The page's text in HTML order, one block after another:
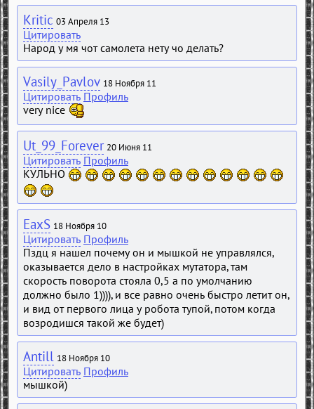
Kritic 03 Апреля 13
Цитировать
Народ у мя чот самолета нету чо делать?
Vasily_Pavlov 18 Ноября 11
Цитировать Профиль
very nice
Ut_99_Forever 20 Июня 11
Цитировать Профиль
КУЛЬНО
EaxS 18 Ноября 10
Цитировать Профиль
Пздц я нашел почему он и мышкой не управлялся,
оказывается дело в настройках мутатора, там
скорость поворота стояла 0,5 а по умолчанию
должно было 1)))), и все равно очень быстро летит он,
и вид от первого лица у робота тупой, потом когда
возродишся такой же будет)
Antill 18 Ноября 10
Цитировать Профиль
мышкой)